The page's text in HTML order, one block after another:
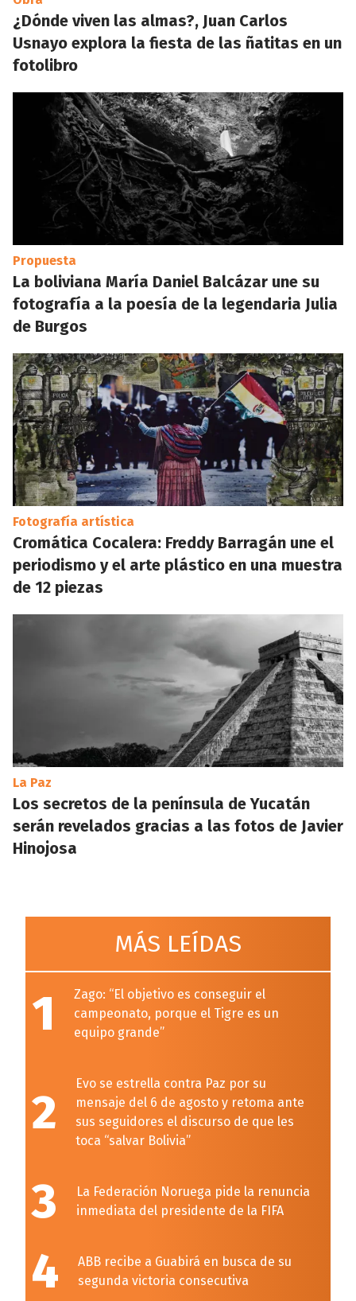
¿Dónde viven las almas?, Juan Carlos
Usnayo explora la fiesta de las ñatitas en un
fotolibro
Propuesta
La boliviana María Daniel Balcázar une su
fotografía a la poesía de la legendaria Julia
de Burgos
Fotografía artística
Cromática Cocalera: Freddy Barragán une el
periodismo y el arte plástico en una muestra
de 12 piezas
La Paz
Los secretos de la península de Yucatán
serán revelados gracias a las fotos de Javier
Hinojosa
MÁS LEÍDAS
1
Zago: “El objetivo es conseguir el
campeonato, porque el Tigre es un
equipo grande”
2
Evo se estrella contra Paz por su
mensaje del 6 de agosto y retoma ante
sus seguidores el discurso de que les
toca “salvar Bolivia”
3
La Federación Noruega pide la renuncia
inmediata del presidente de la FIFA
4
ABB recibe a Guabirá en busca de su
segunda victoria consecutiva